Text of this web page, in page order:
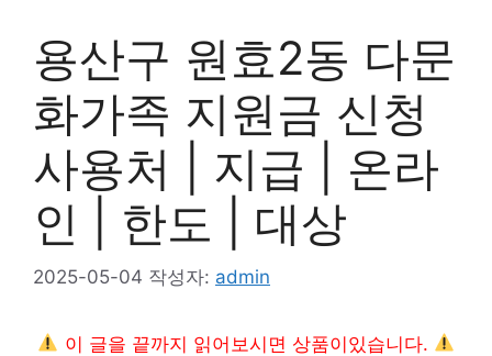
용산구 원효2동 다문
화가족 지원금 신청
사용처 | 지급 | 온라
인 | 한도 | 대상
2025-05-04 작성자: admin
이 글을 끝까지 읽어보시면 상품이있습니다.